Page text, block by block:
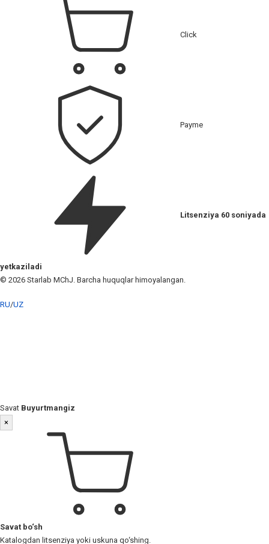
Click
Payme
Litsenziya 60 soniyada
yetkaziladi
© 2026 Starlab MChJ. Barcha huquqlar himoyalangan.
RU/UZ
Savat Buyurtmangiz
×
Savat bo‘sh
Katalogdan litsenziya yoki uskuna qo‘shing.